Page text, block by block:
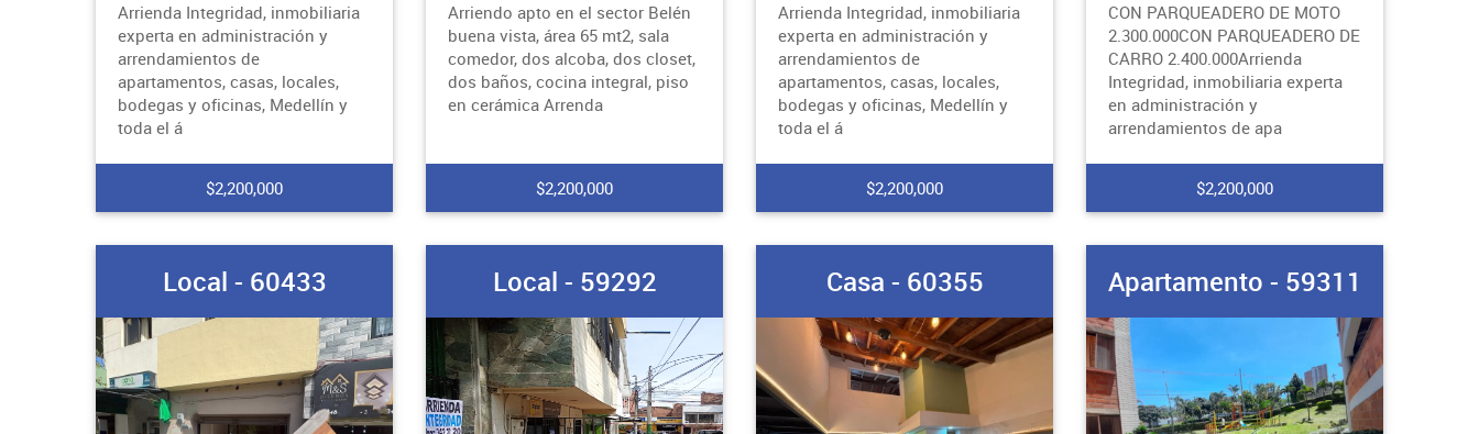
Arrienda Integridad, inmobiliaria
experta en administración y
arrendamientos de
apartamentos, casas, locales,
bodegas y oficinas, Medellín y
toda el á
$2,200,000
Arriendo apto en el sector Belén
buena vista, área 65 mt2, sala
comedor, dos alcoba, dos closet,
dos baños, cocina integral, piso
en cerámica Arrenda
$2,200,000
Arrienda Integridad, inmobiliaria
experta en administración y
arrendamientos de
apartamentos, casas, locales,
bodegas y oficinas, Medellín y
toda el á
$2,200,000
CON PARQUEADERO DE MOTO
2.300.000CON PARQUEADERO DE
CARRO 2.400.000Arrienda
Integridad, inmobiliaria experta
en administración y
arrendamientos de apa
$2,200,000
Local - 60433 Local - 59292 Casa - 60355 Apartamento - 59311